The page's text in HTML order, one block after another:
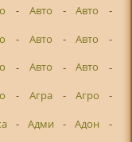
- Авто - Авто
-
- Авто - Авто
-
- Авто - Авто
-
- Агра - Агро
-
- Адми - Адон
-